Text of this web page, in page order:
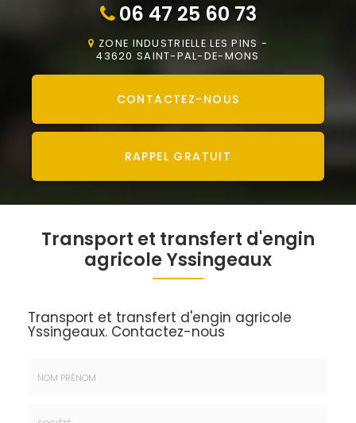
06 47 25 60 73
ZONE INDUSTRIELLE LES PINS -
43620 SAINT-PAL-DE-MONS
CONTACTEZ- NOUS
RAPPEL GRATUIT
Transport et transfert d'engin
agricole Yssingeaux
Transport et transfert d'engin agricole
Yssingeaux. Contactez-nous